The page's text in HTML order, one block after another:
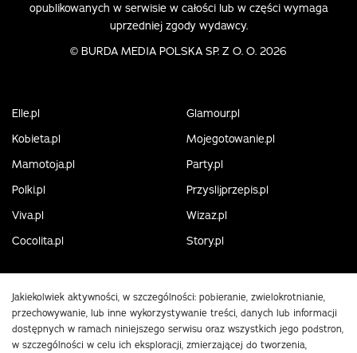
opublikowanych w serwisie w całości lub w części wymaga
uprzedniej zgody wydawcy.
© BURDA MEDIA POLSKA SP. Z O. O. 2026
Elle.pl
Glamour.pl
Kobieta.pl
Mojegotowanie.pl
Mamotoja.pl
Party.pl
Polki.pl
Przyslijprzepis.pl
Viva.pl
Wizaz.pl
Cocolita.pl
Story.pl
Jakiekolwiek aktywności, w szczególności: pobieranie, zwielokrotnianie,
przechowywanie, lub inne wykorzystywanie treści, danych lub informacji
dostępnych w ramach niniejszego serwisu oraz wszystkich jego podstron,
w szczególności w celu ich eksploracji, zmierzającej do tworzenia,